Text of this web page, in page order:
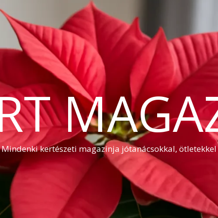
Mindenki kertészeti magazinja jótanácsokkal, ötletekkel